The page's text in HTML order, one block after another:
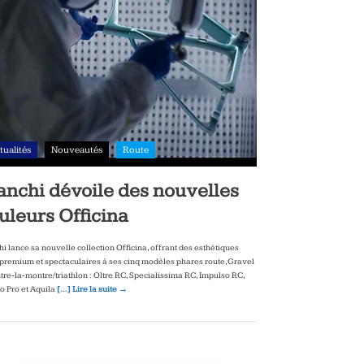
Nouveautés Route
dévoile des nouvelles
Officina
lance sa nouvelle collection Officina, offrant des esthétiques
et spectaculaires à ses cinq modèles phares route, Gravel
triathlon : Oltre RC, Specialissima RC, Impulso RC,
Pro et Aquila […] Lire la suite →